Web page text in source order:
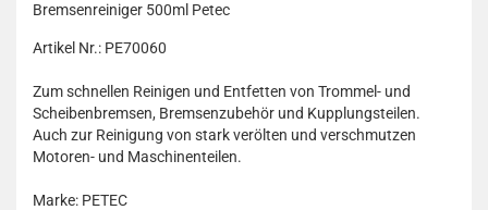
Bremsenreiniger 500ml Petec
Artikel Nr.: PE70060
Zum schnellen Reinigen und Entfetten von Trommel- und
Scheibenbremsen, Bremsenzubehör und Kupplungsteilen.
Auch zur Reinigung von stark verölten und verschmutzen
Motoren- und Maschinenteilen.
Marke: PETEC